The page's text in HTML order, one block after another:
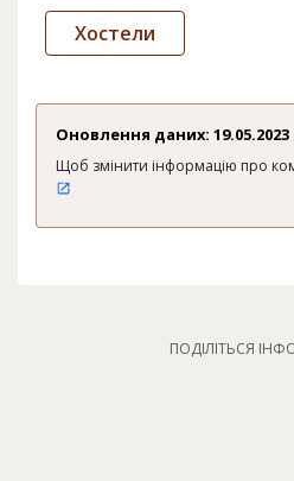
Хостели
Оновлення даних: 19.05.2023
Щоб змінити інформацію про
ПОДІЛІТЬСЯ